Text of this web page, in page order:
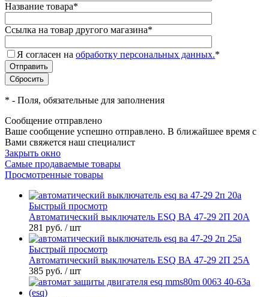
Название товара*
Ссылка на товар другого магазина*
Я согласен на обработку персональных данных.*
* - Поля, обязательные для заполнения
Сообщение отправлено
Ваше сообщение успешно отправлено. В ближайшее время с
Вами свяжется наш специалист
Закрыть окно
Самые продаваемые товары
Просмотренные товары
Быстрый просмотр
Автоматический выключатель ESQ ВА 47-29 2П 20А
281 руб. / шт
Быстрый просмотр
Автоматический выключатель ESQ ВА 47-29 2П 25А
385 руб. / шт